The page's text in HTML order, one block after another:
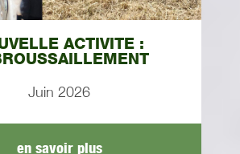
ACTIVITE :
Juin 2026
en savoir plus